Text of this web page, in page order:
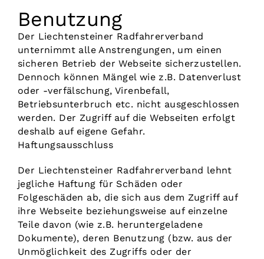
Benutzung
Der Liechtensteiner Radfahrerverband
unternimmt alle Anstrengungen, um einen
sicheren Betrieb der Webseite sicherzustellen.
Dennoch können Mängel wie z.B. Datenverlust
oder -verfälschung, Virenbefall,
Betriebsunterbruch etc. nicht ausgeschlossen
werden. Der Zugriff auf die Webseiten erfolgt
deshalb auf eigene Gefahr.
Haftungsausschluss
Der Liechtensteiner Radfahrerverband lehnt
jegliche Haftung für Schäden oder
Folgeschäden ab, die sich aus dem Zugriff auf
ihre Webseite beziehungsweise auf einzelne
Teile davon (wie z.B. heruntergeladene
Dokumente), deren Benutzung (bzw. aus der
Unmöglichkeit des Zugriffs oder der